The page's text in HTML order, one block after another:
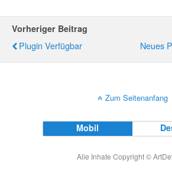
Vorheriger Beitrag
Plugin Verfügbar Neues
Zum Seitenanfang
Mobil
Alle Inhate Copyright ©